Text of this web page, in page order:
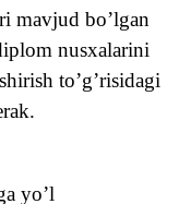
mavjud bo’lgan
nusxalarini
to’g’risidagi
yo’l